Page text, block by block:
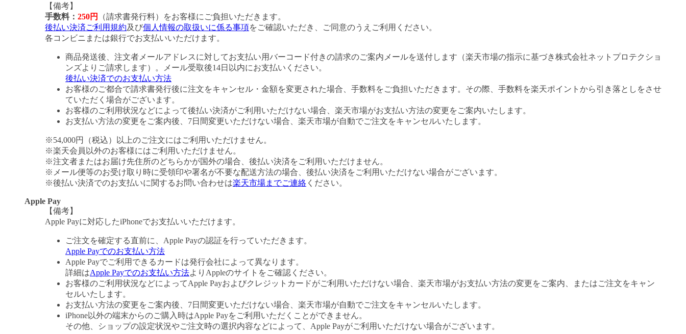
【備考】
手数料： 250円
（請求書発行料）をお客様にご負担いただきます。
後払い決済ご利用規約及び個人情報の取扱いに係る事項をご確認いただき、ご同意のうえご利用ください。
各コンビニまたは銀行でお支払いいただけます。
商品発送後、注文者メールアドレスに対してお支払い用バーコード付きの請求のご案内メールを送付します（楽天市場の指示に基づき株式会社ネットプロテクショ
ンズよりご請求します）。メール受取後14日以内にお支払いください。
後払い決済でのお支払い方法
お客様のご都合で請求書発行後に注文をキャンセル・金額を変更された場合、手数料をご負担いただきます。その際、手数料を楽天ポイントから引き落としをさせ
ていただく場合がございます。
お客様のご利用状況などによって後払い決済がご利用いただけない場合、楽天市場がお支払い方法の変更をご案内いたします。
お支払い方法の変更をご案内後、7日間変更いただけない場合、楽天市場が自動でご注文をキャンセルいたします。
※54,000円（税込）以上のご注文にはご利用いただけません。
※楽天会員以外のお客様にはご利用いただけません。
※注文者またはお届け先住所のどちらかが国外の場合、後払い決済をご利用いただけません。
※メール便等のお受け取り時に受領印や署名が不要な配送方法の場合、後払い決済をご利用いただけない場合がございます。
※後払い決済でのお支払いに関するお問い合わせは楽天市場までご連絡 ください。
Apple Pay
【備考】
Apple Payに対応したiPhoneでお支払いいただけます。
ご注文を確定する直前に、Apple Payの認証を行っていただきます。
Apple Payでのお支払い方法
Apple Payでご利用できるカードは発行会社によって異なります。
詳細はApple Payでのお支払い方法よりAppleのサイトをご確認ください。
お客様のご利用状況などによってApple Payおよびクレジットカードがご利用いただけない場合、楽天市場がお支払い方法の変更をご案内、またはご注文をキャン
セルいたします。
お支払い方法の変更をご案内後、7日間変更いただけない場合、楽天市場が自動でご注文をキャンセルいたします。
iPhone以外の端末からのご購入時はApple Payをご利用いただくことができません。
その他、ショップの設定状況やご注文時の選択内容などによって、Apple Payがご利用いただけない場合がございます。